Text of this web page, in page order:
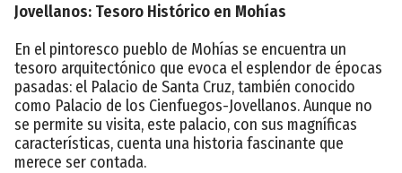
Jovellanos: Tesoro Histórico en Mohías
En el pintoresco pueblo de Mohías se encuentra un
tesoro arquitectónico que evoca el esplendor de épocas
pasadas: el Palacio de Santa Cruz, también conocido
como Palacio de los Cienfuegos-Jovellanos. Aunque no
se permite su visita, este palacio, con sus magníficas
características, cuenta una historia fascinante que
merece ser contada.